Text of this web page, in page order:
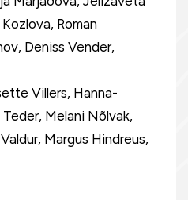
Roman
Deniss Vender,
Villers, Hanna-
Melani Nõlvak,
Margus Hindreus,